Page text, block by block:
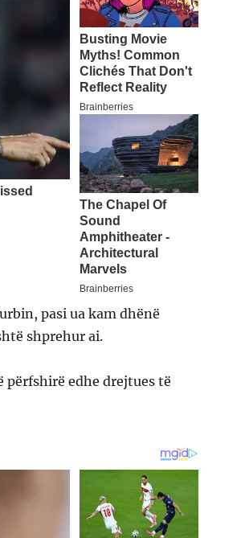
pasi ua kam dhënë
shprehur ai.
përfshirë edhe drejtues të